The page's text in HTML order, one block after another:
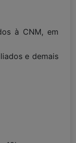
à CNM, em
e demais